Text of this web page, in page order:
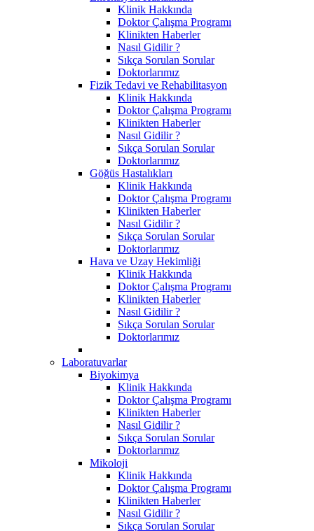
Klinik Hakkında
Doktor Çalışma Programı
Klinikten Haberler
Nasıl Gidilir ?
Sıkça Sorulan Sorular
Doktorlarımız
Fizik Tedavi ve Rehabilitasyon
Klinik Hakkında
Doktor Çalışma Programı
Klinikten Haberler
Nasıl Gidilir ?
Sıkça Sorulan Sorular
Doktorlarımız
Göğüs Hastalıkları
Klinik Hakkında
Doktor Çalışma Programı
Klinikten Haberler
Nasıl Gidilir ?
Sıkça Sorulan Sorular
Doktorlarımız
Hava ve Uzay Hekimliği
Klinik Hakkında
Doktor Çalışma Programı
Klinikten Haberler
Nasıl Gidilir ?
Sıkça Sorulan Sorular
Doktorlarımız
Laboratuvarlar
Biyokimya
Klinik Hakkında
Doktor Çalışma Programı
Klinikten Haberler
Nasıl Gidilir ?
Sıkça Sorulan Sorular
Doktorlarımız
Mikoloji
Klinik Hakkında
Doktor Çalışma Programı
Klinikten Haberler
Nasıl Gidilir ?
Sıkça Sorulan Sorular